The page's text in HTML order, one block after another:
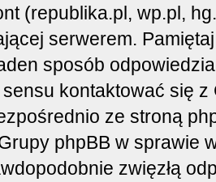
(republika.pl, wp.pl,
serwerem.
sposób
kontaktować się
ze stroną
phpBB w sprawie
zwięzłą